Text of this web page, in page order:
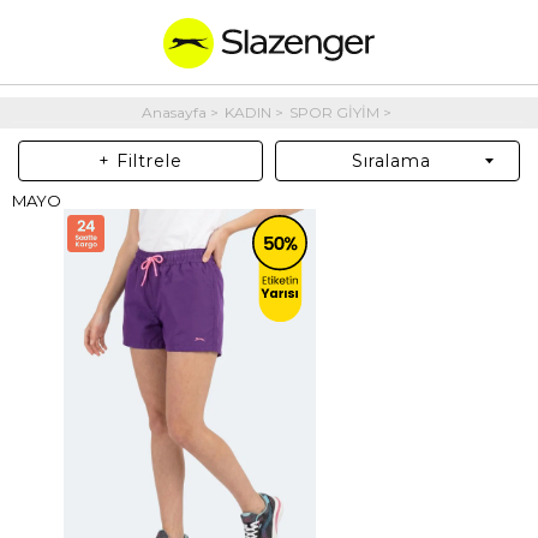
Anasayfa KADIN SPOR GİYİM
+ Filtrele Sıralama
MAYO